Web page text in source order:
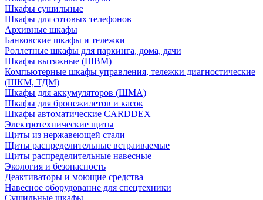
Шкафы сушильные
Шкафы для сотовых телефонов
Архивные шкафы
Банковские шкафы и тележки
Роллетные шкафы для паркинга, дома, дачи
Шкафы вытяжные (ШВМ)
Компьютерные шкафы управления, тележки диагностические
(ШКМ, ТДМ)
Шкафы для аккумуляторов (ШМА)
Шкафы для бронежилетов и касок
Шкафы автоматические CARDDEX
Электротехнические щиты
Щиты из нержавеющей стали
Щиты распределительные встраиваемые
Щиты распределительные навесные
Экология и безопасность
Деактиваторы и моющие средства
Навесное оборудование для спецтехники
Сушильные шкафы